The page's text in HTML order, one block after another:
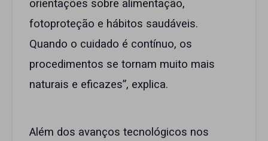
orientações sobre alimentação,
fotoproteção e hábitos saudáveis.
Quando o cuidado é contínuo, os
procedimentos se tornam muito mais
naturais e eficazes”, explica.
Além dos avanços tecnológicos nos